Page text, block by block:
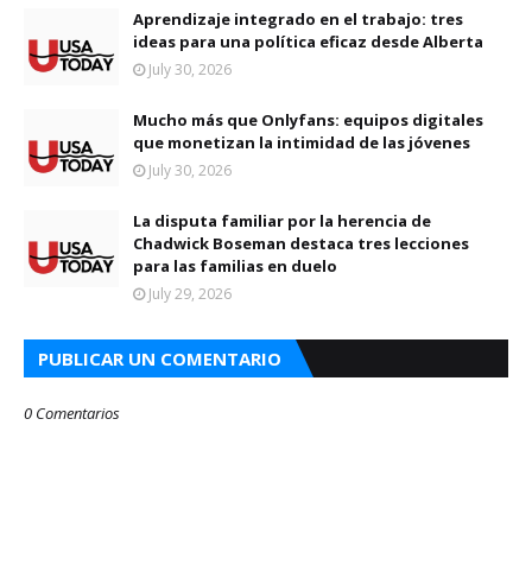
Aprendizaje integrado en el trabajo: tres
ideas para una política eficaz desde Alberta
July 30, 2026
Mucho más que Onlyfans: equipos digitales
que monetizan la intimidad de las jóvenes
July 30, 2026
La disputa familiar por la herencia de
Chadwick Boseman destaca tres lecciones
para las familias en duelo
July 29, 2026
PUBLICAR UN COMENTARIO
0 Comentarios